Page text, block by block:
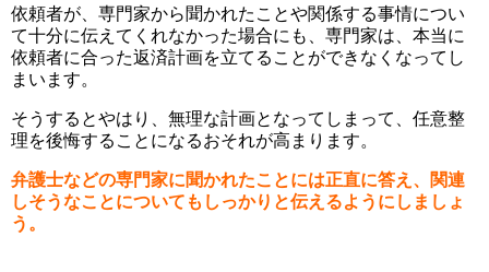
依頼者が、専門家から聞かれたことや関係する事情につい
て十分に伝えてくれなかった場合にも、専門家は、本当に
依頼者に合った返済計画を立てることができなくなってし
まいます。
そうするとやはり、無理な計画となってしまって、任意整
理を後悔することになるおそれが高まります。
弁護士などの専門家に聞かれたことには正直に答え、関連
しそうなことについてもしっかりと伝えるようにしましょ
う。